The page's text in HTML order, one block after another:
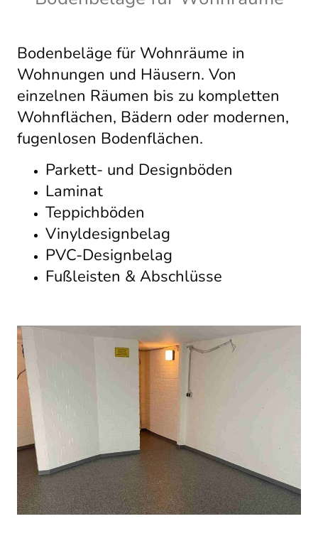
Bodenbeläge für Wohnräume in
Wohnungen und Häusern. Von
einzelnen Räumen bis zu kompletten
Wohnflächen, Bädern oder modernen,
fugenlosen Bodenflächen.
Parkett- und Designböden
Laminat
Teppichböden
Vinyldesignbelag
PVC-Designbelag
Fußleisten & Abschlüsse